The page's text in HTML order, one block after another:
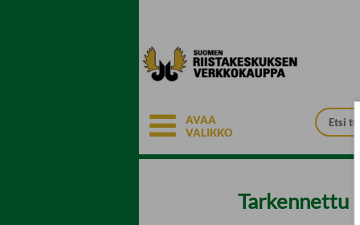
AVAA
VALIKKO
Tarkennettu